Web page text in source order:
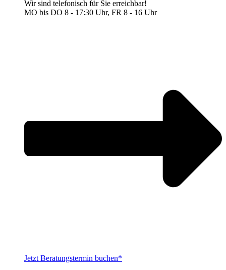
Wir sind telefonisch für Sie erreichbar!
MO bis DO 8 - 17:30 Uhr, FR 8 - 16 Uhr
Jetzt Beratungstermin buchen*